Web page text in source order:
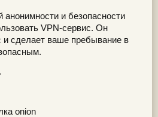
анонимности и безопасности
VPN-сервис. Он
и сделает ваше пребывание в
onion